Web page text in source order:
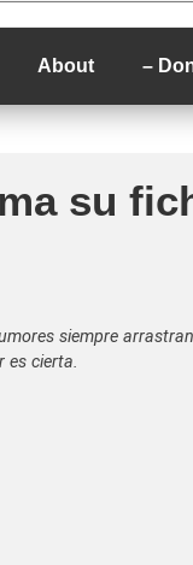
About –
su
siempre
es cierta.